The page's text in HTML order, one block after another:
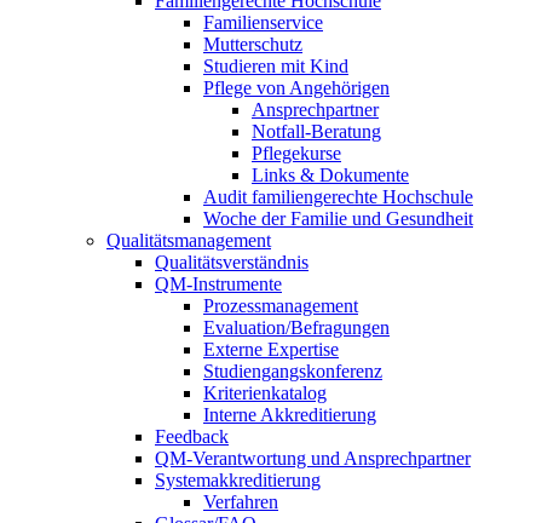
Familienservice
Mutterschutz
Studieren mit Kind
Pflege von Angehörigen
Ansprechpartner
Notfall-Beratung
Pflegekurse
Links & Dokumente
Audit familiengerechte Hochschule
Woche der Familie und Gesundheit
Qualitätsmanagement
Qualitätsverständnis
QM-Instrumente
Prozessmanagement
Evaluation/Befragungen
Externe Expertise
Studiengangskonferenz
Kriterienkatalog
Interne Akkreditierung
Feedback
QM-Verantwortung und Ansprechpartner
Systemakkreditierung
Verfahren